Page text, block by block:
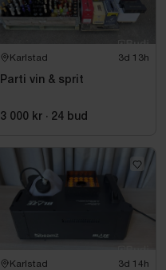
Karlstad 3d 13h
Parti vin & sprit
3 000 kr · 24 bud
Karlstad 3d 14h